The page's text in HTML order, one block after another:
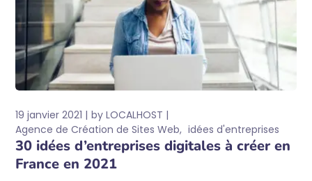
19 janvier 2021 byLOCALHOST
Agence de Création de Sites Web idées d'entreprises
30 idées d’entreprises digitales à créer en
France en 2021